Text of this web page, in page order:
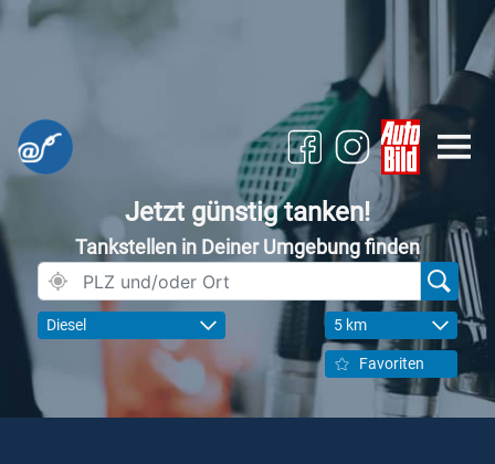
Jetzt günstig tanken!
Tankstellen in Deiner Umgebung finden
Diesel 5 km
Favoriten